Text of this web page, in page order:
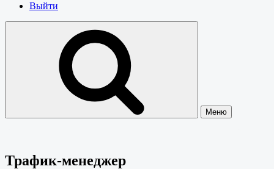
Выйти
Меню
Трафик-менеджер